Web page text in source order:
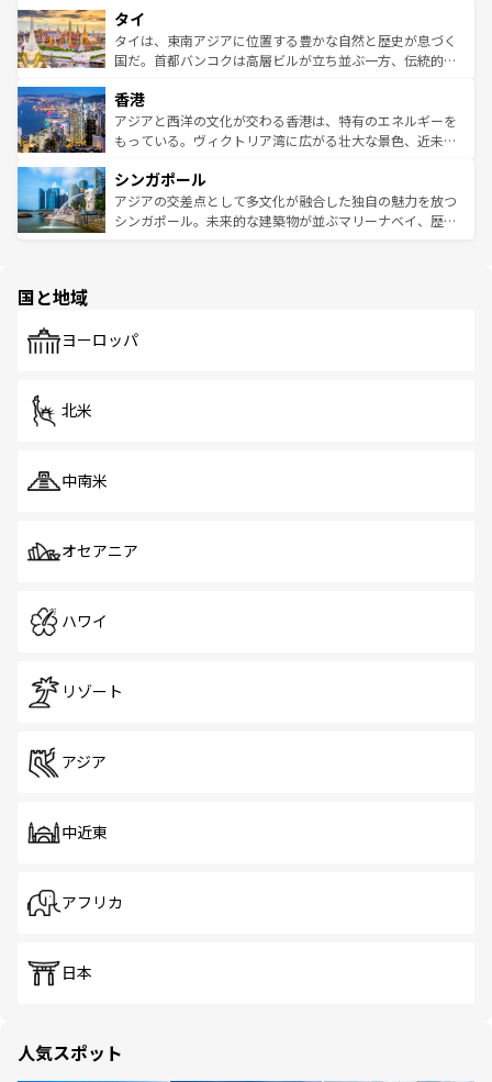
リティに包まれながら、韓国の多彩な魅力を心ゆくまで味
わってみてほしい。 なお、新着の韓国情報はコンテンツ一
覧を参照してほしい。
急速な発展と共に伝統が息づく。ハノイの古い町並みやホ
ーチミン市のフランス統治時代の建物も、独特の雰囲気を
醸し出している。また、バラエティの豊かさとおいしさで
とつ。フォーやバインミー、ベトナムコーヒーなどは、ぜ
ひ現地で味わいたい。どの地域を訪れてもあたたかい人々
が旅行者を迎えてくれるので、きっと忘れられない旅にな
参照してほしい。
タイ
タイは、東南アジアに位置する豊かな自然と歴史が息づく
国だ。首都バンコクは高層ビルが立ち並ぶ一方、伝統的な
の活気が交差している。北部ではチェンマイなどの山岳地
帯で自然と触れ合い、南部ではプーケットやクラビの美し
いビーチでリゾート気分を楽しむことができる。タイ料理
激する。気候は一年中温暖で、どの季節にも異なる楽しみ
が待っている。親しみやすいタイの人々、仏教を中心とし
た文化、そして多様な観光資源が、訪れる旅人を魅了し続
香港
アジアと西洋の文化が交わる香港は、特有のエネルギーを
もっている。ヴィクトリア湾に広がる壮大な景色、近未来
み、どこを訪れても感動するはず。観光スポットが密集し
ており、効率よく見どころを回れるのも魅力。息をのむよ
うな絶景から文化的な体験まで、香港を存分に楽しみ尽く
シンガポール
アジアの交差点として多文化が融合した独自の魅力を放つ
シンガポール。未来的な建築物が並ぶマリーナベイ、歴史
で、ホーカーズは地元の風情を楽しめる外せないスポット
国と地域
ヨーロッパ
北米
中南米
オセアニア
ハワイ
リゾート
アジア
中近東
アフリカ
日本
人気スポット